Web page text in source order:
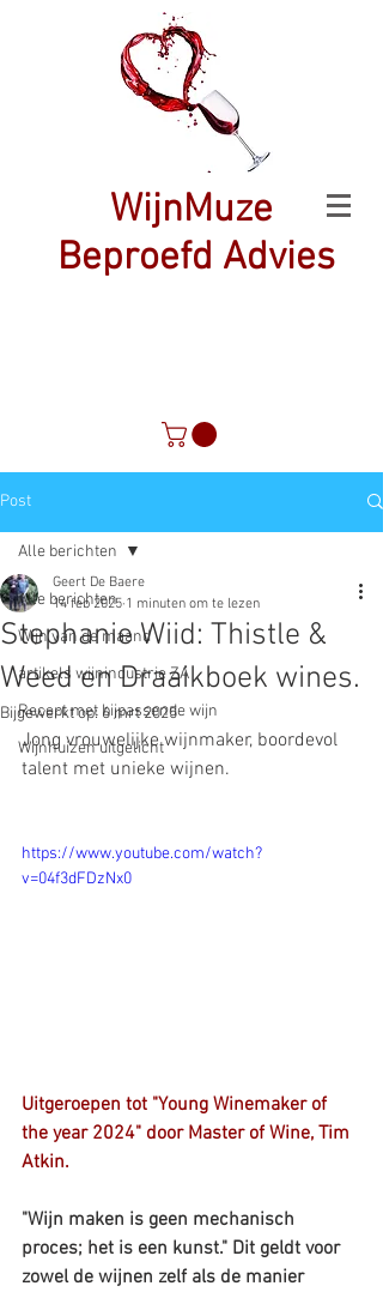
WijnMuze
Beproefd Advies
Post
Alle berichten
Wijn van de maand
artikels wijnindustrie ZA
Recept met bijpassende wijn
Wijnhuizen uitgelicht
Alle berichten
Stephanie Wiid: Thistle &
Weed en Draaikboek wines.
Geert De Baere
14 feb 2025 1 minuten om te lezen
Bijgewerkt op: 6 mrt 2025
Jong vrouwelijke wijnmaker, boordevol
talent met unieke wijnen.
https://www.youtube.com/watch?
v=04f3dFDzNx0
Uitgeroepen tot "Young Winemaker of
the year 2024" door Master of Wine, Tim
Atkin.
"Wijn maken is geen mechanisch
proces; het is een kunst." Dit geldt voor
zowel de wijnen zelf als de manier